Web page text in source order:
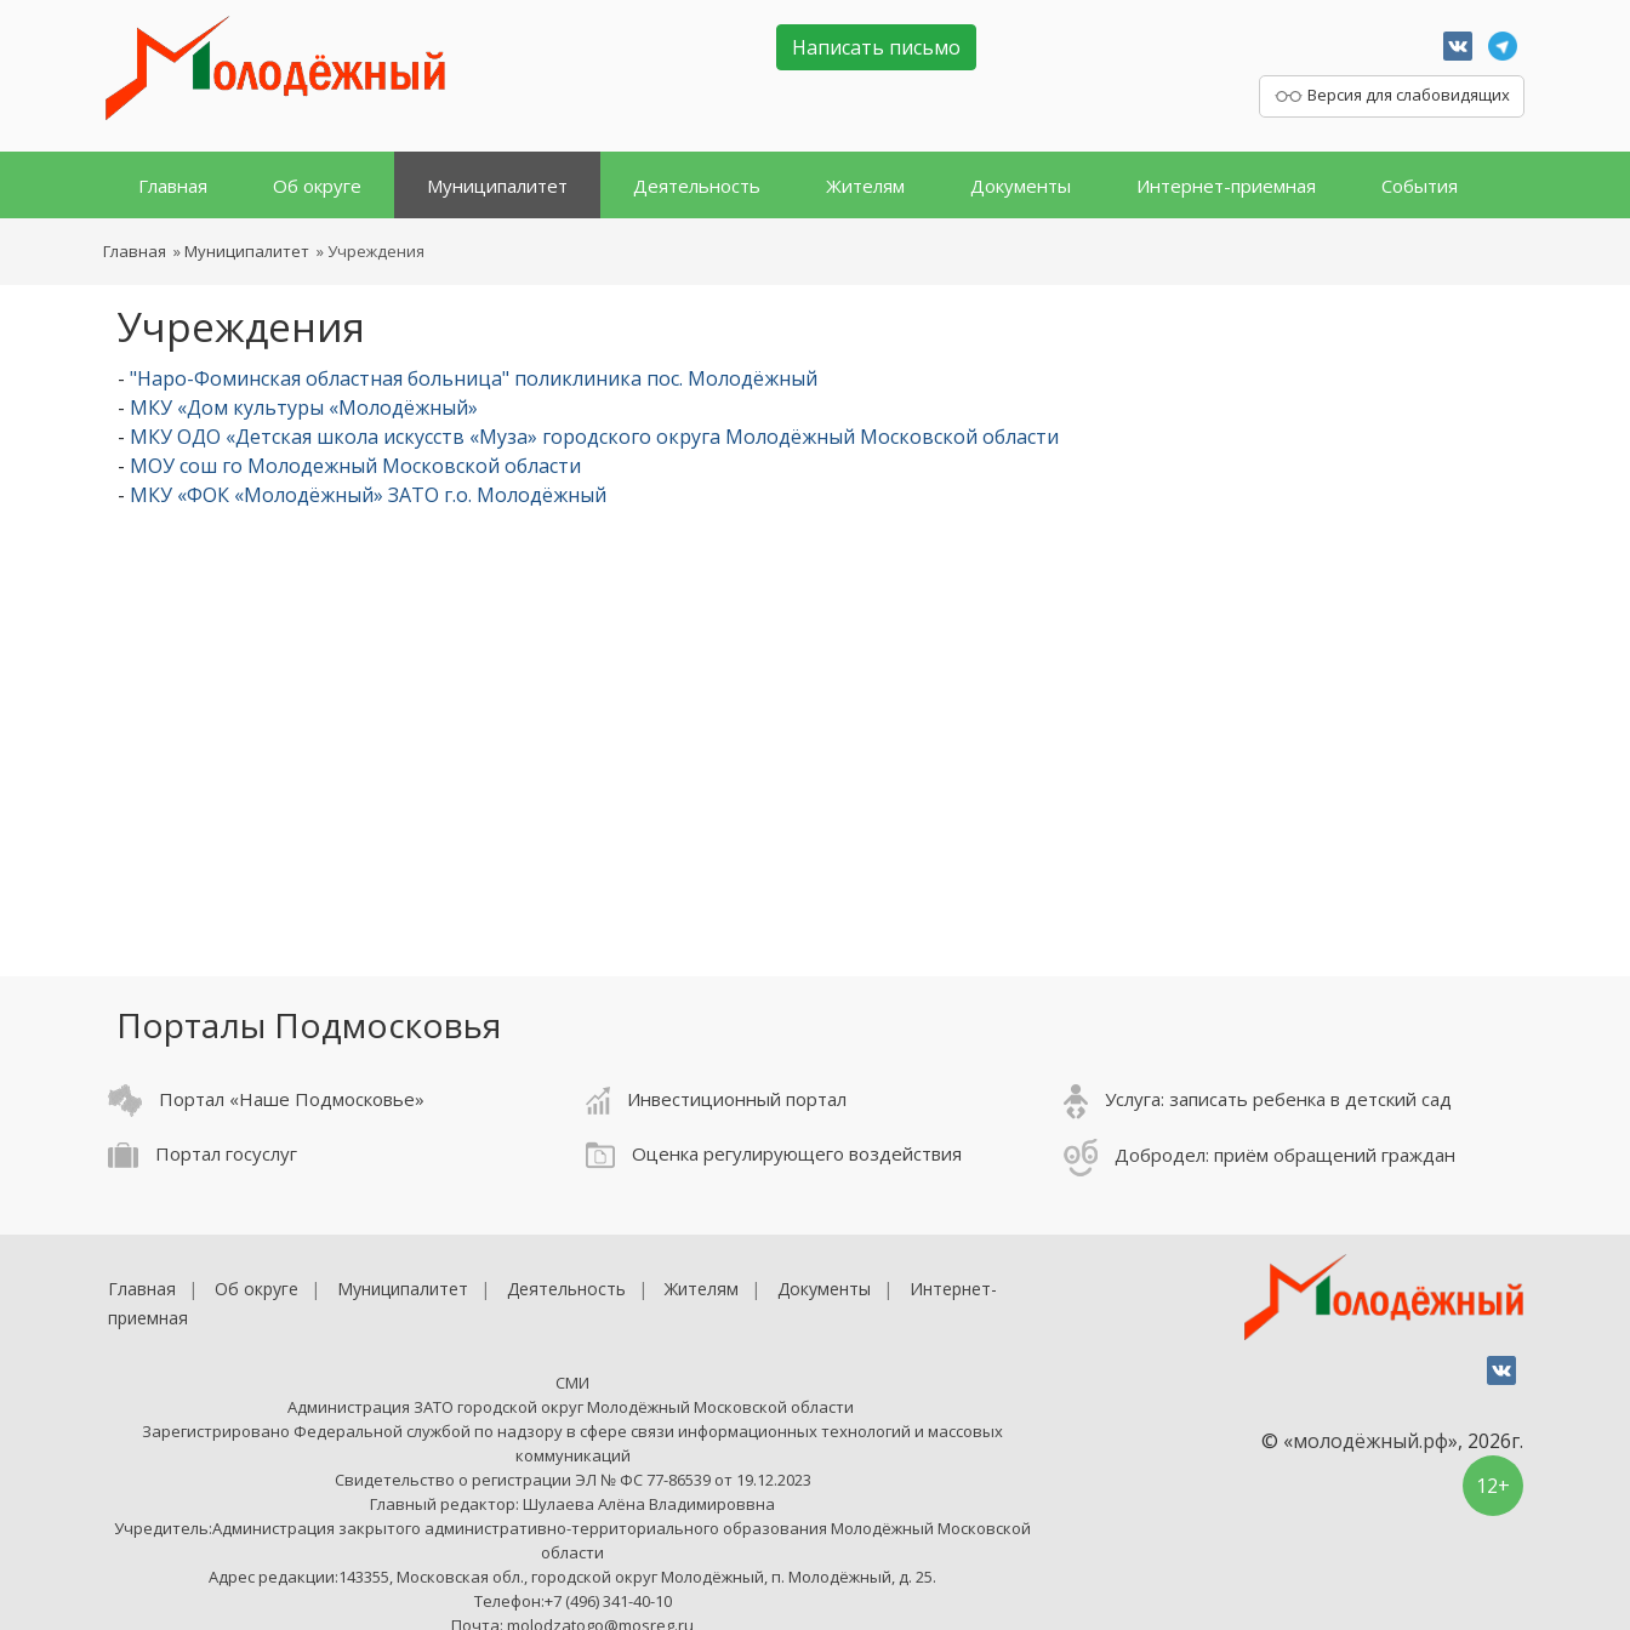
Написать письмо
Версия для слабовидящих
Главная Об округе Муниципалитет Деятельность Жителям Документы Интернет-приемная События
Главная »Муниципалитет »Учреждения
Учреждения
- "Наро-Фоминская областная больница" поликлиника пос. Молодёжный
- МКУ «Дом культуры «Молодёжный»
- МКУ ОДО «Детская школа искусств «Муза» городского округа Молодёжный Московской области
- МОУ сош го Молодежный Московской области
- МКУ «ФОК «Молодёжный» ЗАТО г.о. Молодёжный
Порталы Подмосковья
Портал «Наше Подмосковье» Инвестиционный портал Услуга: записать ребенка в детский сад
Портал госуслуг Оценка регулирующего воздействия Добродел: приём обращений граждан
Главная Об округе Муниципалитет Деятельность Жителям Документы
Интернет-
приемная
СМИ
Администрация ЗАТО городской округ Молодёжный Московской области
Зарегистрировано Федеральной службой по надзору в сфере связи информационных технологий и массовых
коммуникаций
Свидетельство о регистрации ЭЛ № ФС 77-86539 от 19.12.2023
Главный редактор: Шулаева Алёна Владимироввна
Учредитель:Администрация закрытого административно-территориального образования Молодёжный Московской
области
Адрес редакции:143355, Московская обл., городской округ Молодёжный, п. Молодёжный, д. 25.
Телефон:+7 (496) 341-40-10
Почта: molodzatogo@mosreg.ru
© «молодёжный.рф», 2026г.
12+